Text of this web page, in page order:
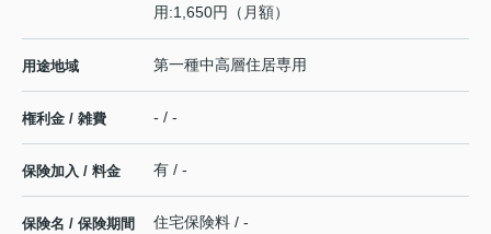
用:1,650円（月額）
用途地域 第一種中高層住居専用
権利金 / 雑費 - / -
保険加入 / 料金 有 / -
保険名 / 保険期間 住宅保険料 / -